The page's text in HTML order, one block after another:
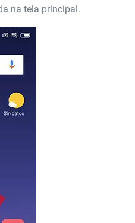
na tela principal.